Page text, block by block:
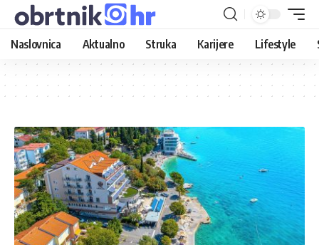
Naslovnica Aktualno Struka Karijere Lifestyle